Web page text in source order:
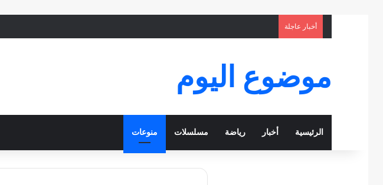
أخبار عاجلة
موضوع اليوم
الرئيسية أخبار رياضة مسلسلات منوعات